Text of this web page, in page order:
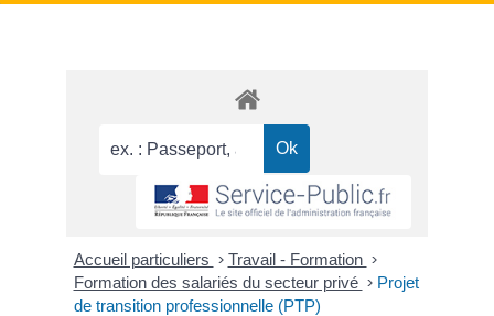
Accueil particuliers > Travail - Formation >
Formation des salariés du secteur privé > Projet
de transition professionnelle (PTP)